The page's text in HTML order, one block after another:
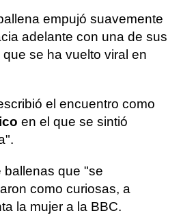
empujó suavemente
adelante con una de sus
se ha vuelto viral en
el encuentro como
en el que se sintió
ballenas que "se
como curiosas, a
la mujer a la BBC.